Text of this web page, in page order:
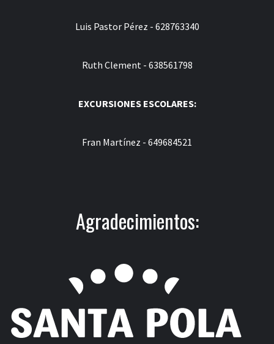
Luis Pastor Pérez - 628763340
Ruth Clement - 638561798
EXCURSIONES ESCOLARES:
Fran Martínez - 649684521
Agradecimientos: